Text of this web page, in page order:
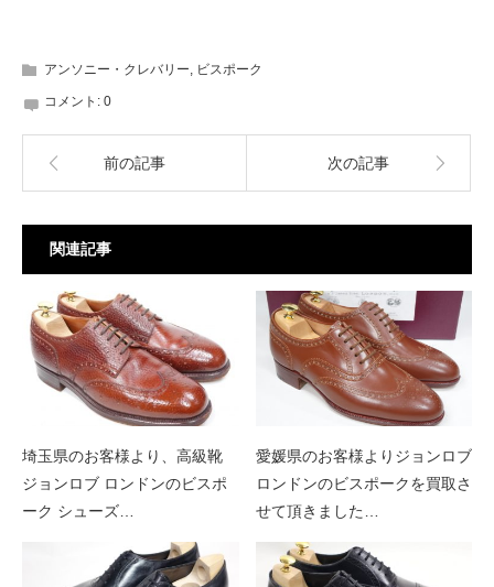
アンソニー・クレバリー, ビスポーク
コメント: 0
前の記事 次の記事
関連記事
埼玉県のお客様より、高級靴
ジョンロブ ロンドンのビスポ
ーク シューズ…
愛媛県のお客様よりジョンロブ
ロンドンのビスポークを買取さ
せて頂きました…